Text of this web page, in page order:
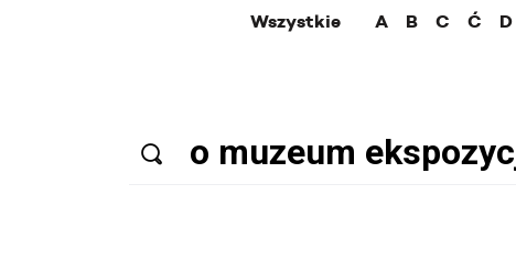
Wszystkie A B C Ć D